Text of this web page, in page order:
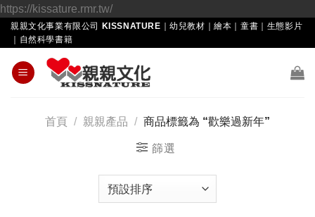
https://kissature.rmr.tw/Skip
to
親親文化事業有限公司 KISSNATURE｜幼兒教材｜繪本｜童書｜生態影片
｜自然科學書籍
首頁 / 親親產品 / 商品標籤為 “歡樂過新年”
篩選